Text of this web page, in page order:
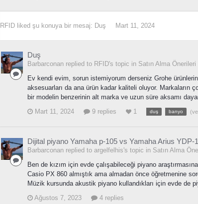
RFIDliked şu konuya bir mesaj: Duş Mart 11, 2024
Duş
Barbarconan replied to RFID's topic in Satın Alma
Ev kendi evim, sorun istemiyorum derseniz Grohe
aksesuarları da ana ürün kadar kaliteli oluyor. Markaların
bir modelin benzerinin alt marka ve uzun süre aksamı
Mart 11, 2024
9 replies 1 duş banyo
Dijital piyano Yamaha p-105 vs Yamaha Arius YDP-
Barbarconan replied to argelfelhis's topic in Satın Alma
Ben de kızım için evde çalışabileceği piyano
Casio PX 860 almıştık ama almadan önce öğretmenine
Müzik kursunda akustik piyano kullandıkları için evde de
Ağustos 7, 2023
4 replies